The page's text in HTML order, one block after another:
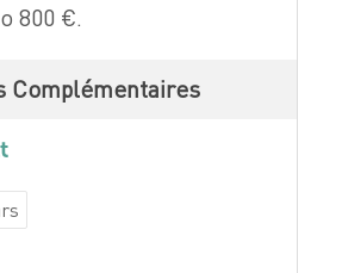
800 €.
Complémentaires